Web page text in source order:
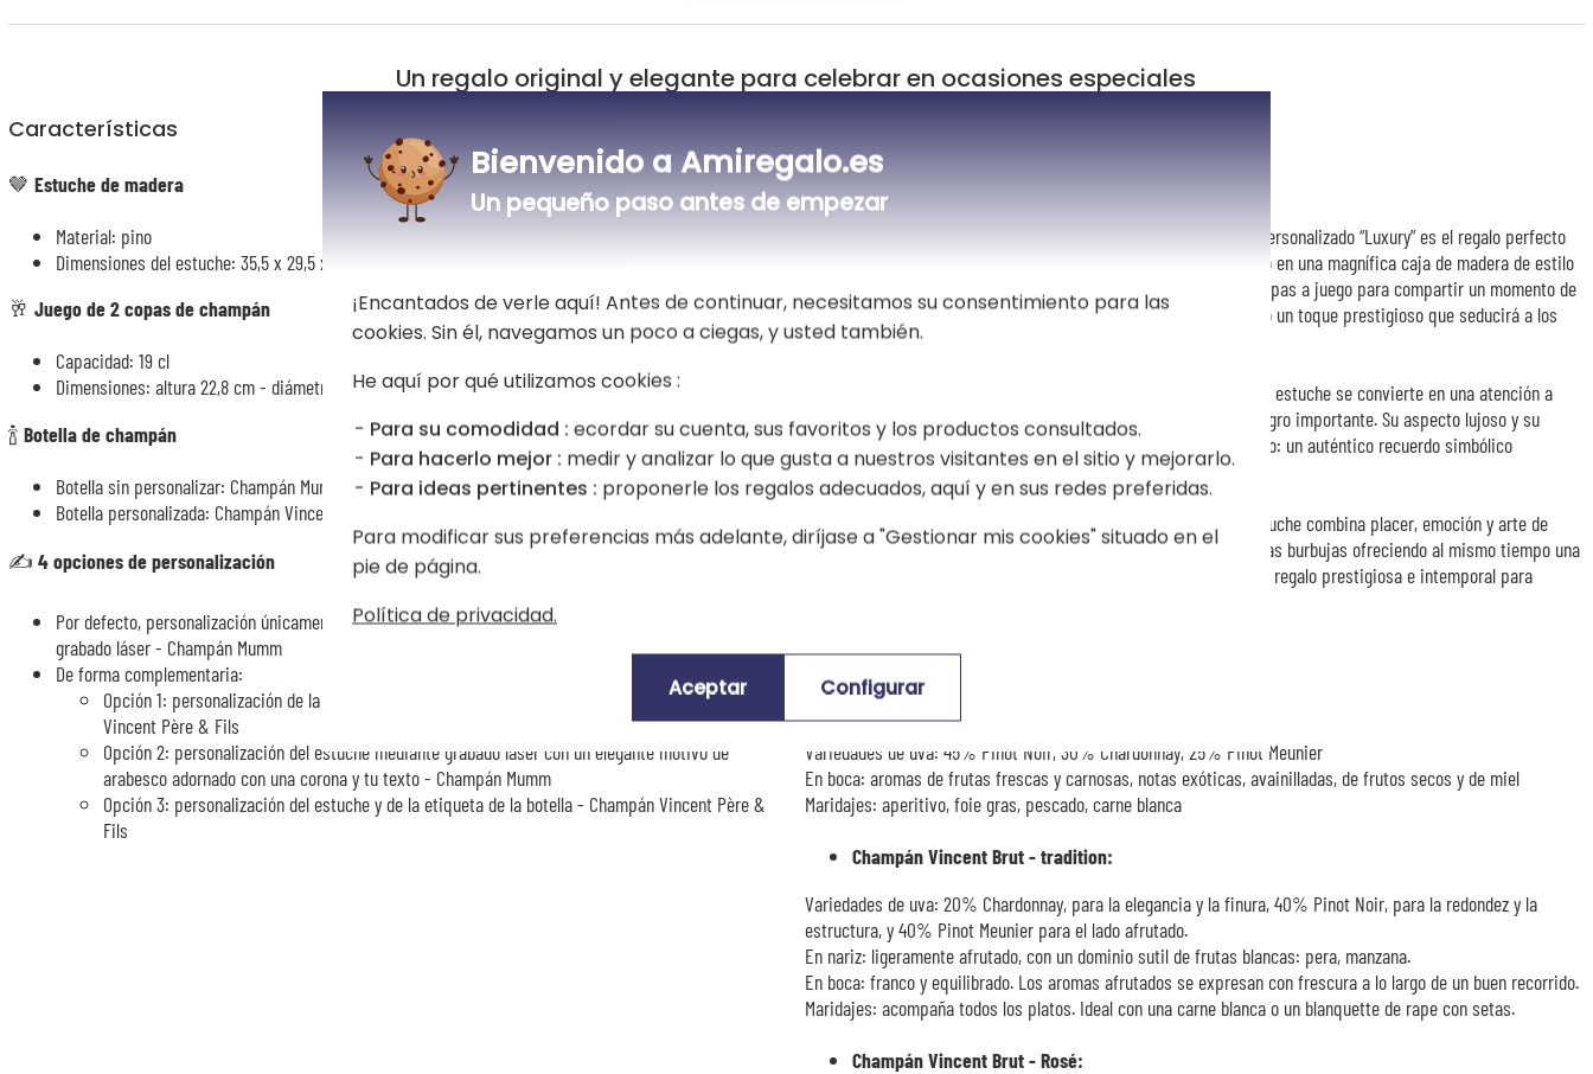
Un regalo original y elegante para celebrar en ocasiones especiales
Características
🤎 Estuche de madera
Material: pino
Dimensiones del estuche: 35,5 x 29,5 x 10,5 cm
🥂 Juego de 2 copas de champán
Capacidad: 19 cl
Dimensiones: altura 22,8 cm - diámetro 4,8 cm
🍾 Botella de champán
Botella sin personalizar: Champán Mumm
Botella personalizada: Champán Vincent Père & Fils (Brut Tradition o Brut Rosé a elegir)
✍️ 4 opciones de personalización
Por defecto, personalización únicamente de las dos copas con los nombres de los novios mediante
grabado láser - Champán Mumm
De forma complementaria:
Opción 1: personalización de la etiqueta de la botella mediante impresión digital - Champán
Vincent Père & Fils
Opción 2: personalización del estuche mediante grabado láser con un elegante motivo de
arabesco adornado con una corona y tu texto - Champán Mumm
Opción 3: personalización del estuche y de la etiqueta de la botella - Champán Vincent Père &
Fils
Con su diseño elegante y sofisticado, este estuche de champán personalizado “Luxury” es el regalo perfecto
para celebrar las grandes ocasiones con refinamiento. Presentado en una magnífica caja de madera de estilo
de gama alta, contiene una botella de champán acompañada de copas a juego para compartir un momento de
excepción. Su estética chic y contemporánea aporta de inmediato un toque prestigioso que seducirá a los
amantes de los objetos bonitos y de los regalos elegantes.
Personalizable con un nombre, una fecha o un mensaje único, este estuche se convierte en una atención a
medida ideal para una boda, un cumpleaños, una jubilación o un logro importante. Su aspecto lujoso y su
acabado cuidado lo convierten en mucho más que un simple regalo: un auténtico recuerdo simbólico
destinado a perdurar en la memoria.
Pensado para crear un efecto notable desde su apertura, este estuche combina placer, emoción y arte de
recibir. Invita a saborear un instante privilegiado alrededor de finas burbujas ofreciendo al mismo tiempo una
presentación digna de las más bonitas celebraciones. Una idea de regalo prestigiosa e intemporal para
🍇Todo sobre los champanes propuestos
Champán Mumm Cordon Rouge Brut:
Variedades de uva: 45% Pinot Noir, 30% Chardonnay, 25% Pinot Meunier
En boca: aromas de frutas frescas y carnosas, notas exóticas, avainilladas, de frutos secos y de miel
Maridajes: aperitivo, foie gras, pescado, carne blanca
Champán Vincent Brut - tradition:
Variedades de uva: 20% Chardonnay, para la elegancia y la finura, 40% Pinot Noir, para la redondez y la
estructura, y 40% Pinot Meunier para el lado afrutado.
En nariz: ligeramente afrutado, con un dominio sutil de frutas blancas: pera, manzana.
En boca: franco y equilibrado. Los aromas afrutados se expresan con frescura a lo largo de un buen recorrido.
Maridajes: acompaña todos los platos. Ideal con una carne blanca o un blanquette de rape con setas.
Champán Vincent Brut - Rosé:
Bienvenido a Amiregalo.es
Un pequeño paso antes de empezar
¡Encantados de verle aquí! Antes de continuar, necesitamos su consentimiento para las
cookies. Sin él, navegamos un poco a ciegas, y usted también.
He aquí por qué utilizamos cookies :
Para su comodidad : ecordar su cuenta, sus favoritos y los productos consultados.
Para hacerlo mejor : medir y analizar lo que gusta a nuestros visitantes en el sitio y mejorarlo.
Para ideas pertinentes : proponerle los regalos adecuados, aquí y en sus redes preferidas.
Para modificar sus preferencias más adelante, diríjase a "Gestionar mis cookies" situado en el
pie de página.
Política de privacidad.
Aceptar Configurar